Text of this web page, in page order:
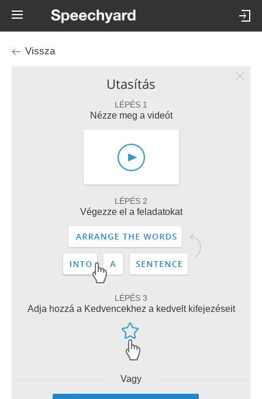
Vissza
Utasítás
LÉPÉS 1
Nézze meg a videót
LÉPÉS 2
Végezze el a feladatokat
LÉPÉS 3
Adja hozzá a Kedvencekhez a kedvelt kifejezéseit
Vagy